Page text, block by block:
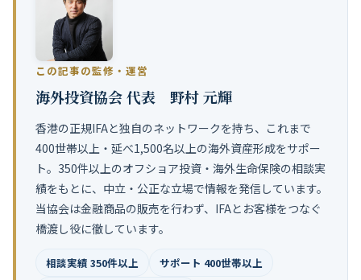
この記事の監修・運営
海外投資協会 代表 野村 元輝
香港の正規IFAと独自のネットワークを持ち、これまで
400世帯以上・延べ1,500名以上の海外資産形成をサポー
ト。350件以上のオフショア投資・海外生命保険の相談実
績をもとに、中立・公正な立場で情報を発信しています。
当協会は金融商品の販売を行わず、IFAとお客様をつなぐ
橋渡し役に徹しています。
相談実績 350件以上
サポート 400世帯以上